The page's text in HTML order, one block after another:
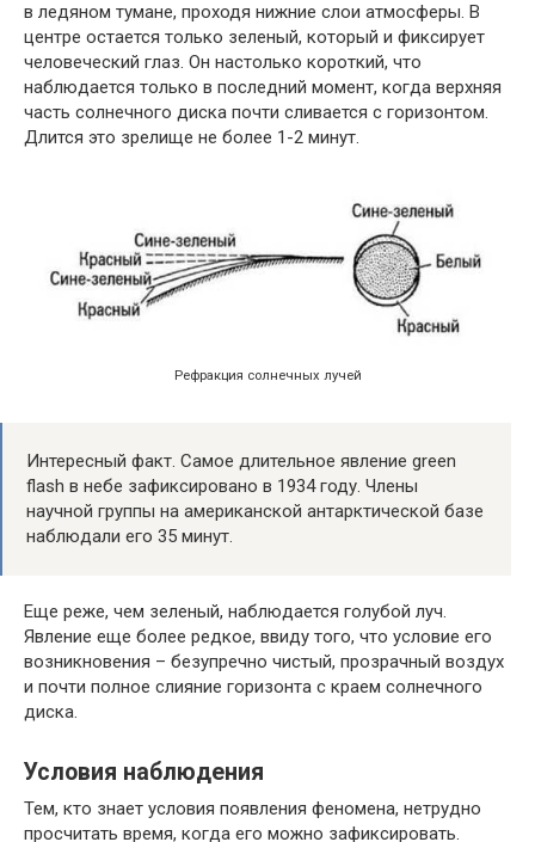
в ледяном тумане, проходя нижние слои атмосферы. В
центре остается только зеленый, который и фиксирует
человеческий глаз. Он настолько короткий, что
наблюдается только в последний момент, когда верхняя
часть солнечного диска почти сливается с горизонтом.
Длится это зрелище не более 1-2 минут.
Рефракция солнечных лучей
Интересный факт. Самое длительное явление green
flash в небе зафиксировано в 1934 году. Члены
научной группы на американской антарктической базе
наблюдали его 35 минут.
Еще реже, чем зеленый, наблюдается голубой луч.
Явление еще более редкое, ввиду того, что условие его
возникновения – безупречно чистый, прозрачный воздух
и почти полное слияние горизонта с краем солнечного
диска.
Условия наблюдения
Тем, кто знает условия появления феномена, нетрудно
просчитать время, когда его можно зафиксировать.